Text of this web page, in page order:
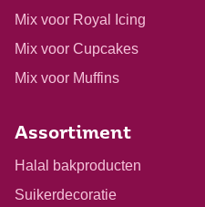
Mix voor Royal Icing
Mix voor Cupcakes
Mix voor Muffins
Assortiment
Halal bakproducten
Suikerdecoratie